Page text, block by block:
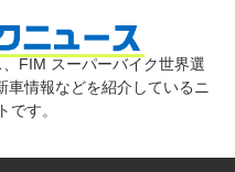
気
FIM スーパーバイク世界選
車情報などを紹介しているニ
です。